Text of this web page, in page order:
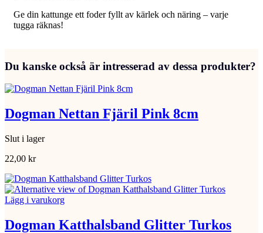
Ge din kattunge ett foder fyllt av kärlek och näring – varje
tugga räknas!
Du kanske också är intresserad av dessa produkter?
Dogman Nettan Fjäril Pink 8cm
Slut i lager
22,00 kr
Lägg i varukorg
Dogman Katthalsband Glitter Turkos